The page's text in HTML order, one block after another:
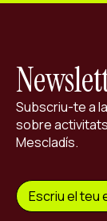
Subscriu-te a
sobre
Mescladís.